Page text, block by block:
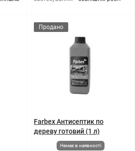
Продано
Farbex Антисептик по
дереву готовий (1 л)
Немає в наявності